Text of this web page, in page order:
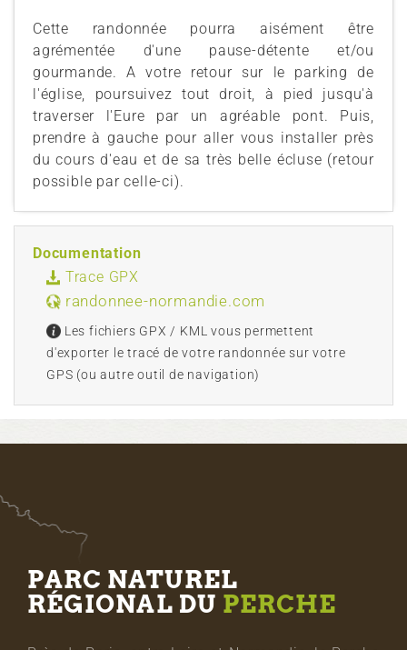
Cette randonnée pourra aisément être
agrémentée d'une pause-détente et/ou
gourmande. A votre retour sur le parking de
l'église, poursuivez tout droit, à pied jusqu'à
traverser l'Eure par un agréable pont. Puis,
prendre à gauche pour aller vous installer près
du cours d'eau et de sa très belle écluse (retour
possible par celle-ci).
Documentation
Trace GPX
randonnee-normandie.com
Les fichiers GPX / KML vous permettent
d'exporter le tracé de votre randonnée sur votre
GPS (ou autre outil de navigation)
PARC NATUREL
RÉGIONAL DU PERCHE